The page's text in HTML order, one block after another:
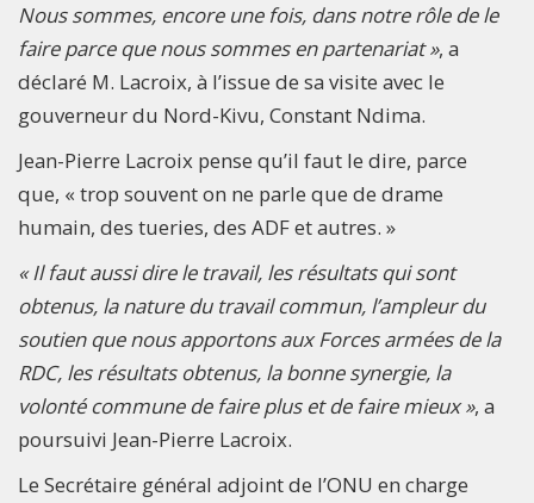
Nous sommes, encore une fois, dans notre rôle de le
faire parce que nous sommes en partenariat », a
déclaré M. Lacroix, à l’issue de sa visite avec le
gouverneur du Nord-Kivu, Constant Ndima.
Jean-Pierre Lacroix pense qu’il faut le dire, parce
que, « trop souvent on ne parle que de drame
humain, des tueries, des ADF et autres. »
« Il faut aussi dire le travail, les résultats qui sont
obtenus, la nature du travail commun, l’ampleur du
soutien que nous apportons aux Forces armées de la
RDC, les résultats obtenus, la bonne synergie, la
volonté commune de faire plus et de faire mieux », a
poursuivi Jean-Pierre Lacroix.
Le Secrétaire général adjoint de l’ONU en charge